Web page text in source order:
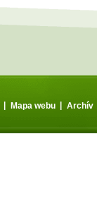
| Mapa webu | Archív